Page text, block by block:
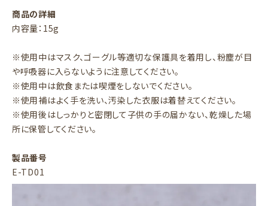
商品の詳細
内容量：15g
※使用中はマスク、ゴーグル等適切な保護具を着用し、粉塵が目
や呼吸器に入らないように注意してください。
※使用中は飲食または喫煙をしないでください。
※使用補はよく手を洗い、汚染した衣服は着替えてください。
※使用後はしっかりと密閉して子供の手の届かない、乾燥した場
所に保管してください。
製品番号
E-TD01